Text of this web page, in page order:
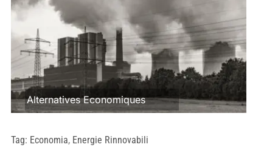
Alternatives Economiques
Tag: Economia, Energie Rinnovabili